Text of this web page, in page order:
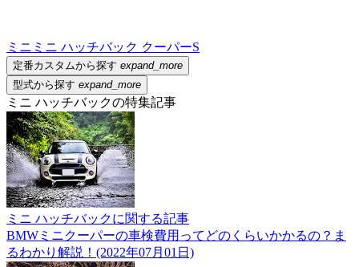
ミニ ミニ ハッチバック クーパーS
定番カスタムから探す expand_more
型式から探す expand_more
ミニ ハッチバックの特集記事
ミニ ハッチバックに関する記事
BMWミニクーパーの車検費用ってどのくらいかかるの？ま
るわかり解説！(2022年07月01日)